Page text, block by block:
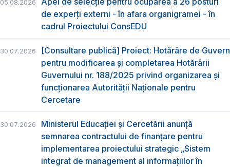
05.08.2026
de experți externi - în afara organigramei - în
cadrul Proiectului ConsEDU
30.07.2026
[Consultare publică] Proiect: Hotărâre de Guvern
pentru modificarea și completarea Hotărârii
Guvernului nr. 188/2025 privind organizarea şi
funcţionarea Autorităţii Naţionale pentru
Cercetare
30.07.2026
Ministerul Educației și Cercetării anunță
semnarea contractului de finanțare pentru
implementarea proiectului strategic „Sistem
integrat de management al informațiilor în